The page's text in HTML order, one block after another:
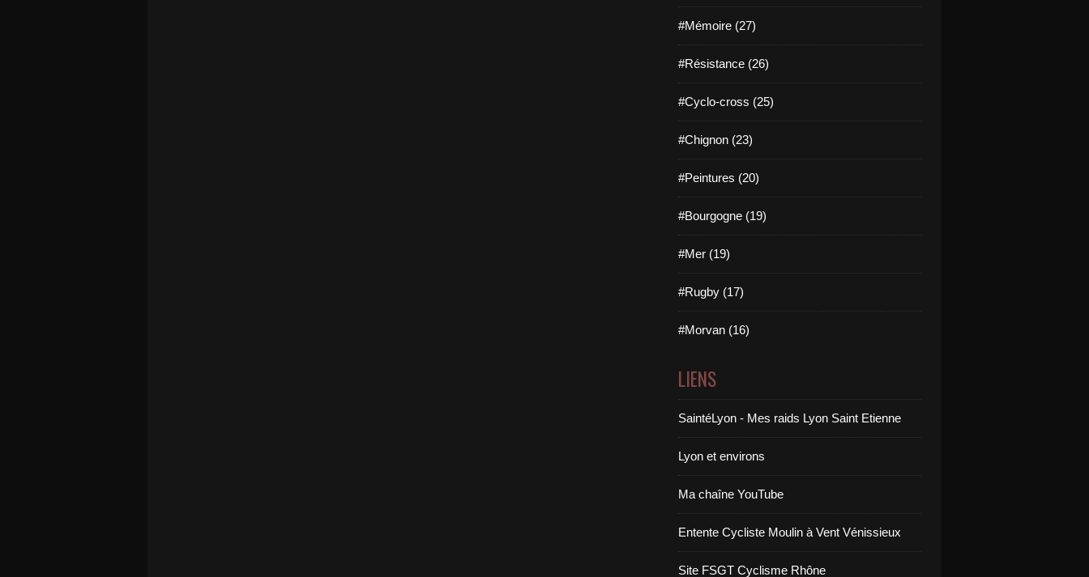
#Mémoire (27)
#Résistance (26)
#Cyclo-cross (25)
#Chignon (23)
#Peintures (20)
#Bourgogne (19)
#Mer (19)
#Rugby (17)
#Morvan (16)
LIENS
SaintéLyon - Mes raids Lyon Saint Etienne
Lyon et environs
Ma chaîne YouTube
Entente Cycliste Moulin à Vent Vénissieux
Site FSGT Cyclisme Rhône